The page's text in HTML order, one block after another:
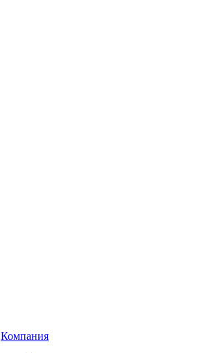
Компания